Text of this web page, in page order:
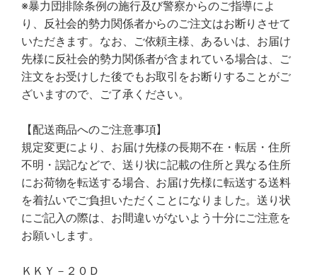
※暴力団排除条例の施行及び警察からのご指導によ
り、反社会的勢力関係者からのご注文はお断りさせて
いただきます。なお、ご依頼主様、あるいは、お届け
先様に反社会的勢力関係者が含まれている場合は、ご
注文をお受けした後でもお取引をお断りすることがご
ざいますので、ご了承ください。
【配送商品へのご注意事項】
規定変更により、お届け先様の長期不在・転居・住所
不明・誤記などで、送り状に記載の住所と異なる住所
にお荷物を転送する場合、お届け先様に転送する送料
を着払いでご負担いただくことになりました。送り状
にご記入の際は、お間違いがないよう十分にご注意を
お願いします。
ＫＫＹ－２０Ｄ